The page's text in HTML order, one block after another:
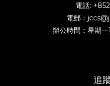
電話:
電郵：
辦公時間：星期
追